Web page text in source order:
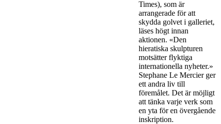
Times), som är
arrangerade för att
skydda golvet i galleriet,
läses högt innan
aktionen. «Den
hieratiska skulpturen
motsätter flyktiga
internationella nyheter.»
Stephane Le Mercier ger
ett andra liv till
föremålet. Det är möjligt
att tänka varje verk som
en yta för en övergående
inskription.